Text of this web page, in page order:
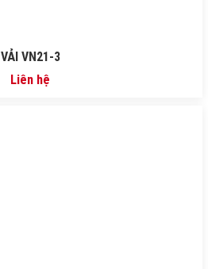
VẢI VN21-3
Liên hệ